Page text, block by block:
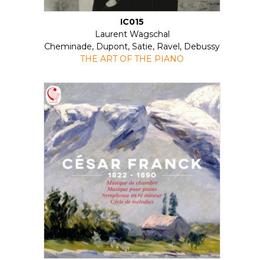
IC015
Laurent Wagschal
Cheminade, Dupont, Satie, Ravel, Debussy
THE ART OF THE PIANO